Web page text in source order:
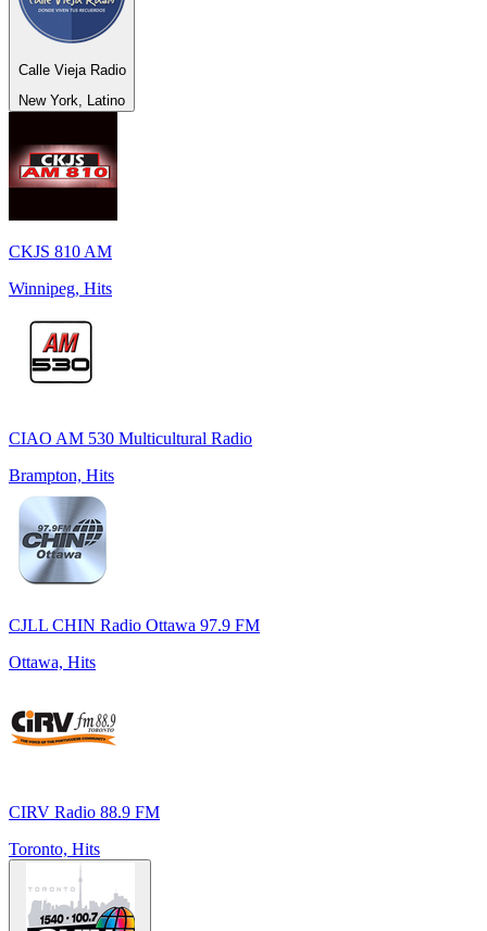
Calle Vieja Radio
New York, Latino
CKJS 810 AM
Winnipeg, Hits
CIAO AM 530 Multicultural Radio
Brampton, Hits
CJLL CHIN Radio Ottawa 97.9 FM
Ottawa, Hits
CIRV Radio 88.9 FM
Toronto, Hits